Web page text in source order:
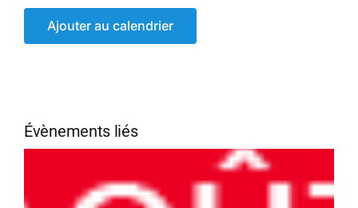
Ajouter au calendrier
Évènements liés